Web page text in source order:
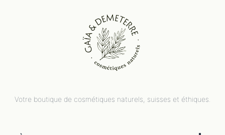
Votre boutique de cosmétiques naturels, suisses et éthiques.